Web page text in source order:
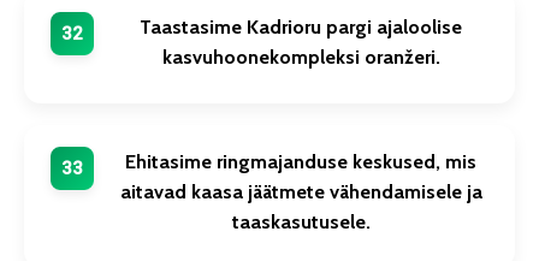
Taastasime Kadrioru pargi ajaloolise
kasvuhoonekompleksi oranžeri.
Ehitasime ringmajanduse keskused, mis
aitavad kaasa jäätmete vähendamisele ja
taaskasutusele.